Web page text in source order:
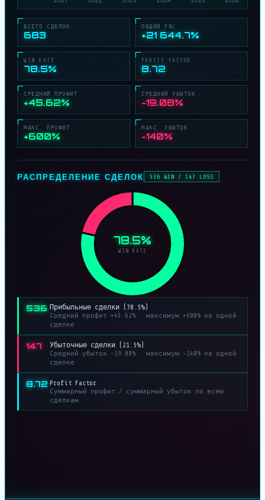
ВСЕГО СДЕЛОК
683
ОБЩИЙ PNL
+21 644.7%
WIN RATE
78.5%
PROFIT FACTOR
8.72
СРЕДНИЙ ПРОФИТ
+45.62%
СРЕДНИЙ УБЫТОК
−19.08%
МАКС. ПРОФИТ
+600%
МАКС. УБЫТОК
−140%
РАСПРЕДЕЛЕНИЕ СДЕЛОК 536 WIN / 147 LOSS
78.5%
WIN RATE
536 Прибыльные сделки (78.5%)
Средний профит +45.62% · максимум +600% на одной
сделке
147 Убыточные сделки (21.5%)
Средний убыток −19.08% · максимум −140% на одной
сделке
8.72 Profit Factor
Суммарный профит / суммарный убыток по всем
сделкам